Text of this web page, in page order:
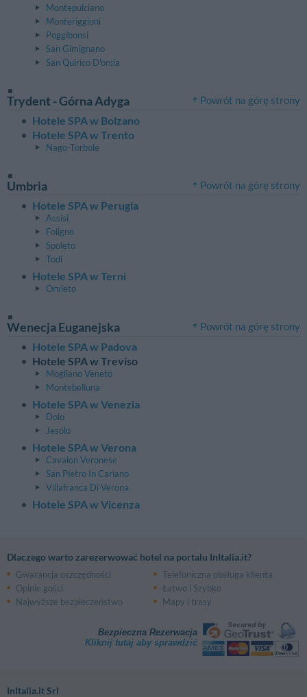
Montepulciano
Monteriggioni
Poggibonsi
San Gimignano
San Quirico D'orcia
Trydent - Górna Adyga Powrót na górę strony
Hotele SPA w Bolzano
Hotele SPA w Trento
Nago-Torbole
Umbria Powrót na górę strony
Hotele SPA w Perugia
Assisi
Foligno
Spoleto
Todi
Hotele SPA w Terni
Orvieto
Wenecja Euganejska Powrót na górę strony
Hotele SPA w Padova
Hotele SPA w Treviso
Mogliano Veneto
Montebelluna
Hotele SPA w Venezia
Dolo
Jesolo
Hotele SPA w Verona
Cavaion Veronese
San Pietro In Cariano
Villafranca Di Verona
Hotele SPA w Vicenza
Dlaczego warto zarezerwować hotel na portalu InItalia.it?
Gwarancja oszczędności
Telefoniczna obsługa klienta
Opinie gości
Łatwo i Szybko
Najwyższe bezpieczeństwo
Mapy i trasy
Bezpieczna Rezerwacja
Kliknij tutaj aby sprawdzić
InItalia.it Srl